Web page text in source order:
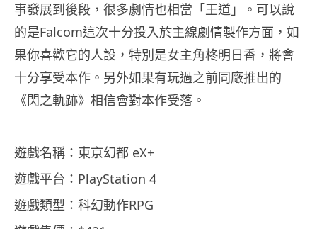
事發展到後段，很多劇情也相當「王道」。可以說
的是Falcom這次十分投入於主線劇情製作方面，如
果你喜歡它的人設，特別是女主角柊明日香，將會
十分享受本作。另外如果有玩過之前同廠推出的
《閃之軌跡》相信會對本作受落。
遊戲名稱：東亰幻都 eX+
遊戲平台：PlayStation 4
遊戲類型：科幻動作RPG